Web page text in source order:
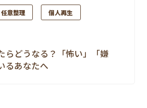
任意整理 個人再生
らどうなる？「怖い」「嫌
るあなたへ